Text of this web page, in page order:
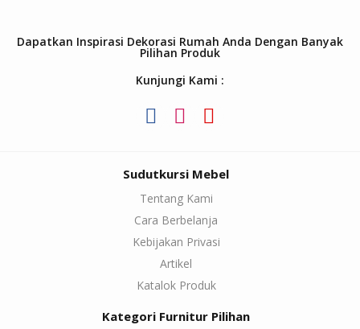
Dapatkan Inspirasi Dekorasi Rumah Anda Dengan Banyak
Pilihan Produk
Kunjungi Kami :
Sudutkursi Mebel
Tentang Kami
Cara Berbelanja
Kebijakan Privasi
Artikel
Katalok Produk
Kategori Furnitur Pilihan